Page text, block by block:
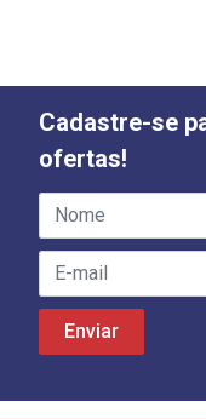
Cadastre-se
ofertas!